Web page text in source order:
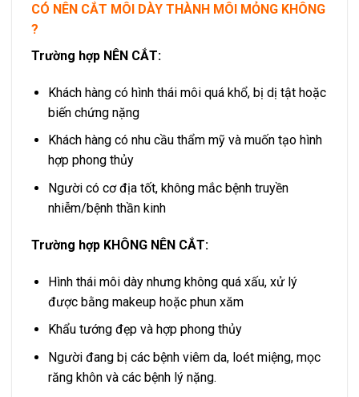
CÓ NÊN CẮT MÔI DÀY THÀNH MÔI MỎNG KHÔNG
?
Trường hợp NÊN CẮT:
Khách hàng có hình thái môi quá khổ, bị dị tật hoặc
biến chứng nặng
Khách hàng có nhu cầu thẩm mỹ và muốn tạo hình
hợp phong thủy
Người có cơ địa tốt, không mắc bệnh truyền
nhiễm/bệnh thần kinh
Trường hợp KHÔNG NÊN CẮT:
Hình thái môi dày nhưng không quá xấu, xử lý
được bằng makeup hoặc phun xăm
Khẩu tướng đẹp và hợp phong thủy
Người đang bị các bệnh viêm da, loét miệng, mọc
răng khôn và các bệnh lý nặng.